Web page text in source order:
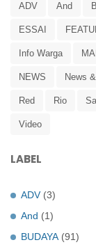
ADV And
ESSAI
Info Warga
NEWS News
Red Rio
Video
LABEL
ADV (3)
And (1)
BUDAYA (91)